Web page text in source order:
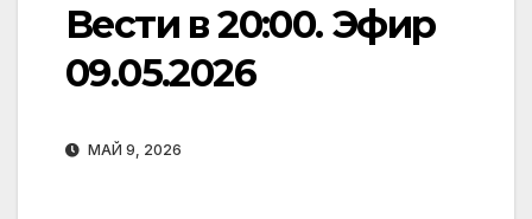
Вести в 20:00. Эфир
09.05.2026
МАЙ 9, 2026